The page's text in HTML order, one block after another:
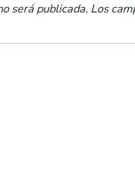
será publicada. Los